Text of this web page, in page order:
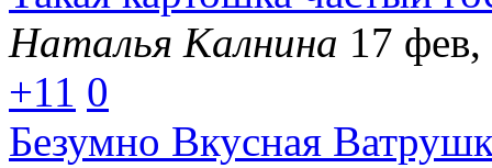
Наталья Калнина 17
+11 0
Безумно Вкусная